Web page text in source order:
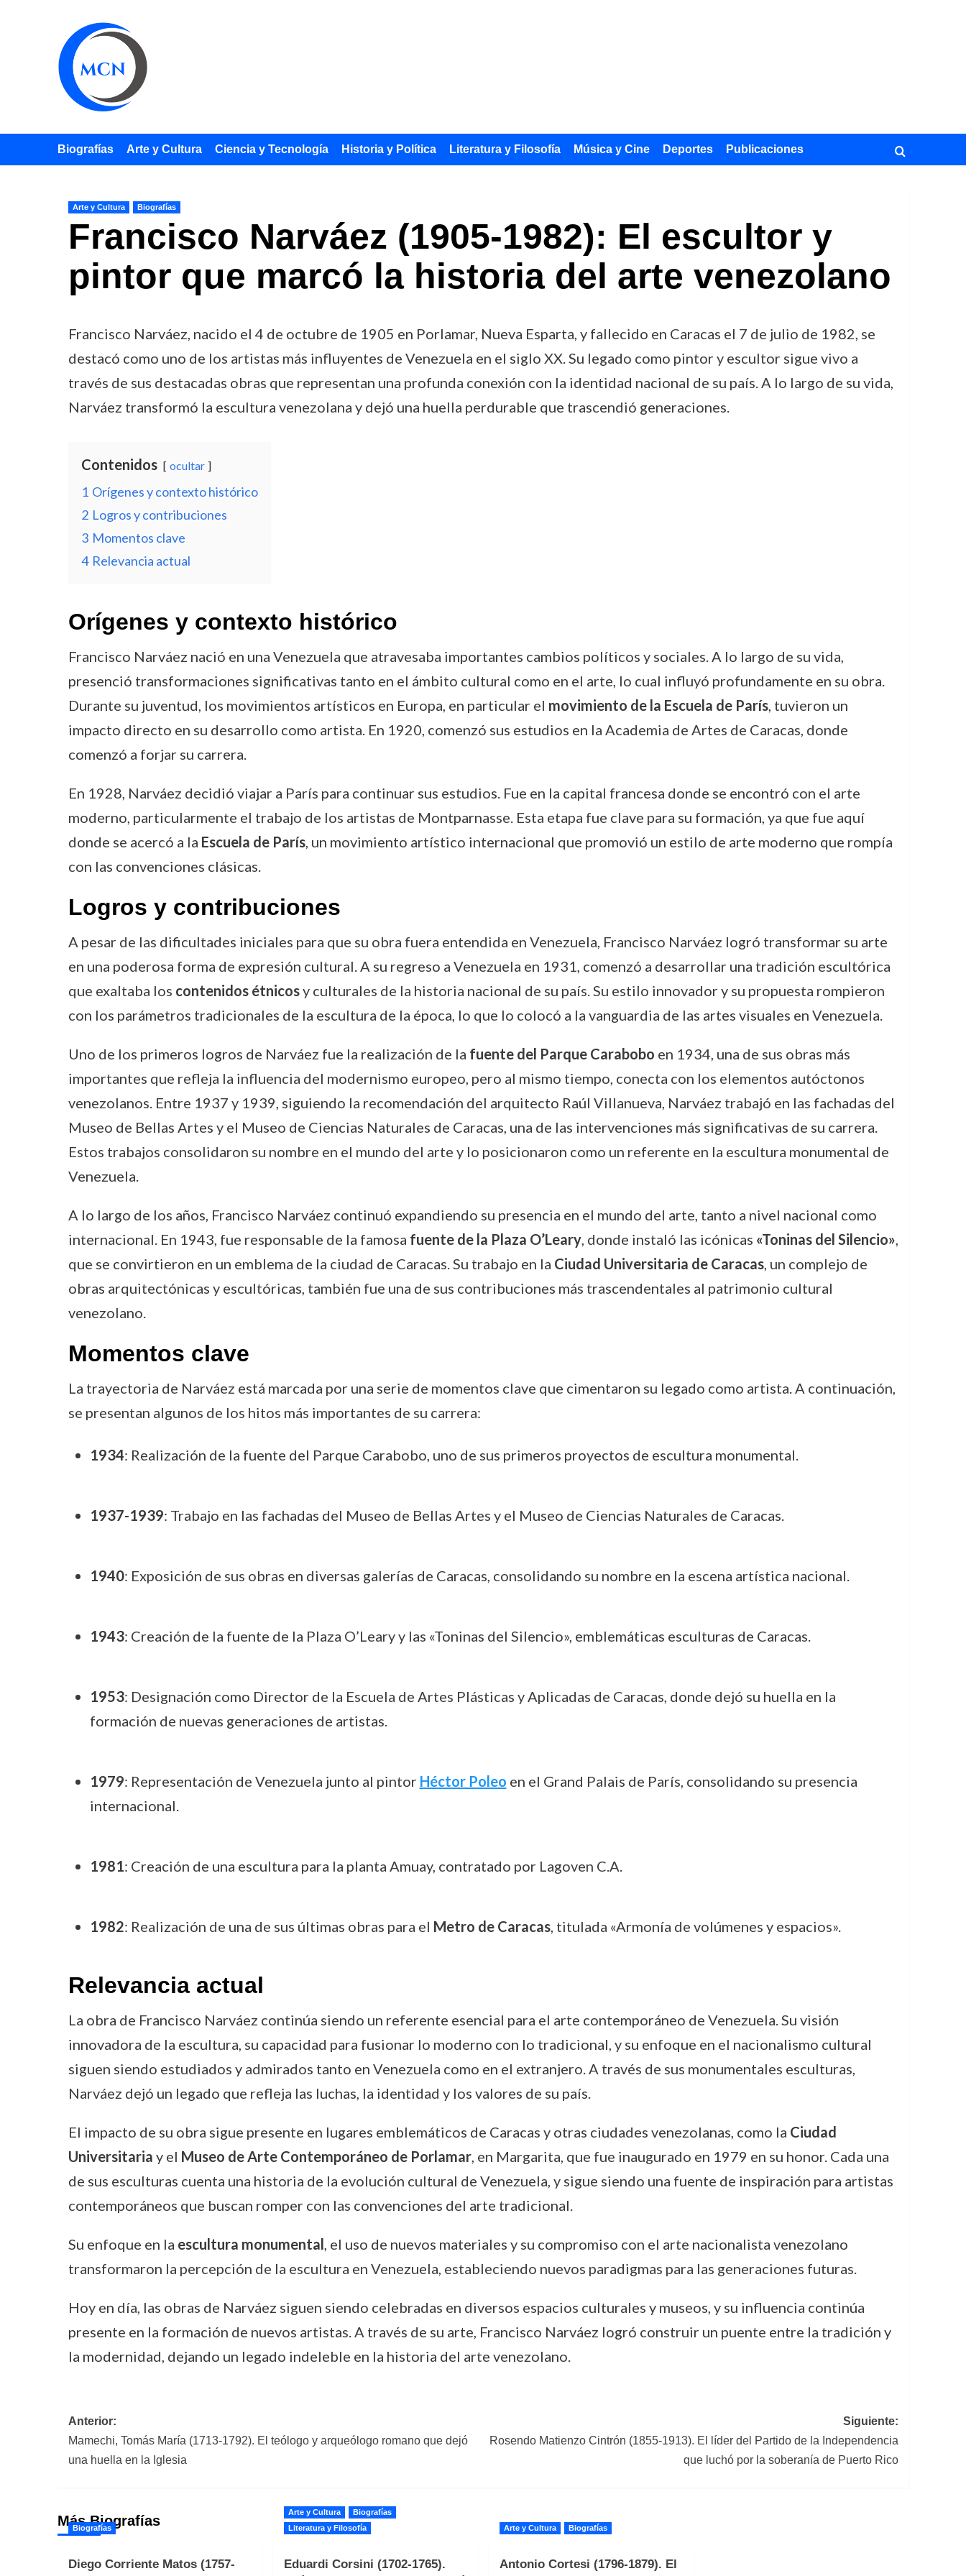
Biografías Arte y Cultura Ciencia y Tecnología Historia y Política Literatura y Filosofía Música y Cine Deportes Publicaciones
Arte y Cultura Biografías
Francisco Narváez (1905-1982): El escultor y
pintor que marcó la historia del arte venezolano
Francisco Narváez, nacido el 4 de octubre de 1905 en Porlamar, Nueva Esparta, y fallecido en Caracas el 7 de julio de 1982, se
destacó como uno de los artistas más influyentes de Venezuela en el siglo XX. Su legado como pintor y escultor sigue vivo a
través de sus destacadas obras que representan una profunda conexión con la identidad nacional de su país. A lo largo de su vida,
Narváez transformó la escultura venezolana y dejó una huella perdurable que trascendió generaciones.
Contenidos ocultar
1 Orígenes y contexto histórico
2 Logros y contribuciones
3 Momentos clave
4 Relevancia actual
Orígenes y contexto histórico
Francisco Narváez nació en una Venezuela que atravesaba importantes cambios políticos y sociales. A lo largo de su vida,
presenció transformaciones significativas tanto en el ámbito cultural como en el arte, lo cual influyó profundamente en su obra.
Durante su juventud, los movimientos artísticos en Europa, en particular el movimiento de la Escuela de París, tuvieron un
impacto directo en su desarrollo como artista. En 1920, comenzó sus estudios en la Academia de Artes de Caracas, donde
comenzó a forjar su carrera.
En 1928, Narváez decidió viajar a París para continuar sus estudios. Fue en la capital francesa donde se encontró con el arte
moderno, particularmente el trabajo de los artistas de Montparnasse. Esta etapa fue clave para su formación, ya que fue aquí
donde se acercó a la Escuela de París, un movimiento artístico internacional que promovió un estilo de arte moderno que rompía
con las convenciones clásicas.
Logros y contribuciones
A pesar de las dificultades iniciales para que su obra fuera entendida en Venezuela, Francisco Narváez logró transformar su arte
en una poderosa forma de expresión cultural. A su regreso a Venezuela en 1931, comenzó a desarrollar una tradición escultórica
que exaltaba los contenidos étnicosy culturales de la historia nacional de su país. Su estilo innovador y su propuesta rompieron
con los parámetros tradicionales de la escultura de la época, lo que lo colocó a la vanguardia de las artes visuales en Venezuela.
Uno de los primeros logros de Narváez fue la realización de la fuente del Parque Carabobo en 1934, una de sus obras más
importantes que refleja la influencia del modernismo europeo, pero al mismo tiempo, conecta con los elementos autóctonos
venezolanos. Entre 1937 y 1939, siguiendo la recomendación del arquitecto Raúl Villanueva, Narváez trabajó en las fachadas del
Museo de Bellas Artes y el Museo de Ciencias Naturales de Caracas, una de las intervenciones más significativas de su carrera.
Estos trabajos consolidaron su nombre en el mundo del arte y lo posicionaron como un referente en la escultura monumental de
Venezuela.
A lo largo de los años, Francisco Narváez continuó expandiendo su presencia en el mundo del arte, tanto a nivel nacional como
internacional. En 1943, fue responsable de la famosa fuente de la Plaza O’Leary, donde instaló las icónicas «Toninas del Silencio»,
que se convirtieron en un emblema de la ciudad de Caracas. Su trabajo en la Ciudad Universitaria de Caracas, un complejo de
obras arquitectónicas y escultóricas, también fue una de sus contribuciones más trascendentales al patrimonio cultural
venezolano.
Momentos clave
La trayectoria de Narváez está marcada por una serie de momentos clave que cimentaron su legado como artista. A continuación,
se presentan algunos de los hitos más importantes de su carrera:
1934: Realización de la fuente del Parque Carabobo, uno de sus primeros proyectos de escultura monumental.
1937-1939: Trabajo en las fachadas del Museo de Bellas Artes y el Museo de Ciencias Naturales de Caracas.
1940: Exposición de sus obras en diversas galerías de Caracas, consolidando su nombre en la escena artística nacional.
1943: Creación de la fuente de la Plaza O’Leary y las «Toninas del Silencio», emblemáticas esculturas de Caracas.
1953: Designación como Director de la Escuela de Artes Plásticas y Aplicadas de Caracas, donde dejó su huella en la
formación de nuevas generaciones de artistas.
1979: Representación de Venezuela junto al pintor Héctor Poleo en el Grand Palais de París, consolidando su presencia
internacional.
1981: Creación de una escultura para la planta Amuay, contratado por Lagoven C.A.
1982: Realización de una de sus últimas obras para el Metro de Caracas, titulada «Armonía de volúmenes y espacios».
Relevancia actual
La obra de Francisco Narváez continúa siendo un referente esencial para el arte contemporáneo de Venezuela. Su visión
innovadora de la escultura, su capacidad para fusionar lo moderno con lo tradicional, y su enfoque en el nacionalismo cultural
siguen siendo estudiados y admirados tanto en Venezuela como en el extranjero. A través de sus monumentales esculturas,
Narváez dejó un legado que refleja las luchas, la identidad y los valores de su país.
El impacto de su obra sigue presente en lugares emblemáticos de Caracas y otras ciudades venezolanas, como la Ciudad
Universitaria y el Museo de Arte Contemporáneo de Porlamar, en Margarita, que fue inaugurado en 1979 en su honor. Cada una
de sus esculturas cuenta una historia de la evolución cultural de Venezuela, y sigue siendo una fuente de inspiración para artistas
contemporáneos que buscan romper con las convenciones del arte tradicional.
Su enfoque en la escultura monumental, el uso de nuevos materiales y su compromiso con el arte nacionalista venezolano
transformaron la percepción de la escultura en Venezuela, estableciendo nuevos paradigmas para las generaciones futuras.
Hoy en día, las obras de Narváez siguen siendo celebradas en diversos espacios culturales y museos, y su influencia continúa
presente en la formación de nuevos artistas. A través de su arte, Francisco Narváez logró construir un puente entre la tradición y
la modernidad, dejando un legado indeleble en la historia del arte venezolano.
Navegación
de
Anterior:
Mamechi, Tomás María (1713-1792). El teólogo y arqueólogo romano que dejó
una huella en la Iglesia
Siguiente:
Rosendo Matienzo Cintrón (1855-1913). El líder del Partido de la Independencia
que luchó por la soberanía de Puerto Rico
Más Biografías
Biografías
Diego Corriente Matos (1757-
Arte y Cultura
Biografías
Literatura y Filosofía
Eduardi Corsini (1702-1765).
Arte y Cultura Biografías
Antonio Cortesi (1796-1879). El